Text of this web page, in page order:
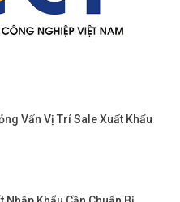
Vấn Vị Trí Sale Xuất Khẩu